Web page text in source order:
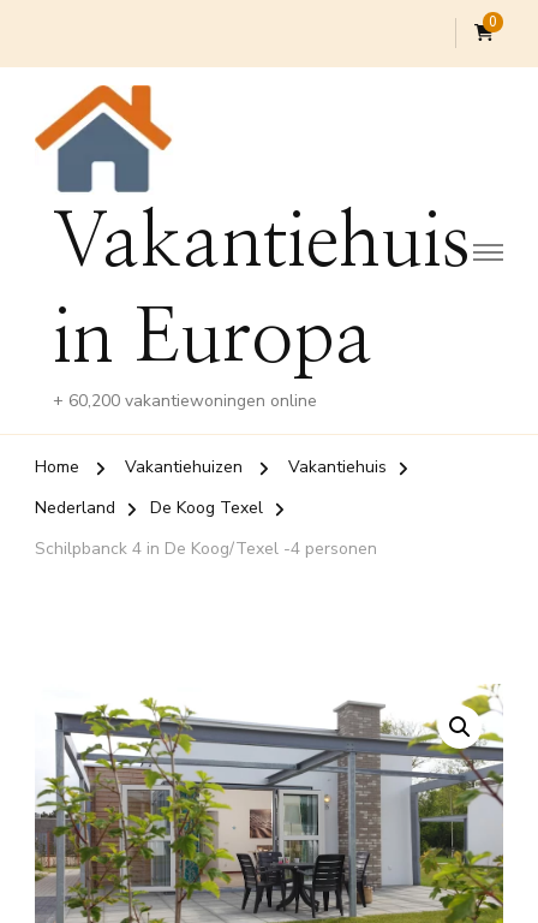
0
Vakantiehuis
in Europa
+ 60,200 vakantiewoningen online
Home Vakantiehuizen
Vakantiehuis
Nederland
De Koog Texel
Schilpbanck 4 in De Koog/Texel -4 personen